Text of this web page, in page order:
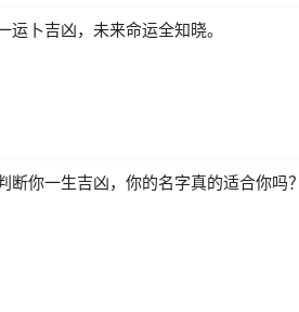
运卜吉凶，未来命运全知晓。
断你一生吉凶，你的名字真的适合你吗